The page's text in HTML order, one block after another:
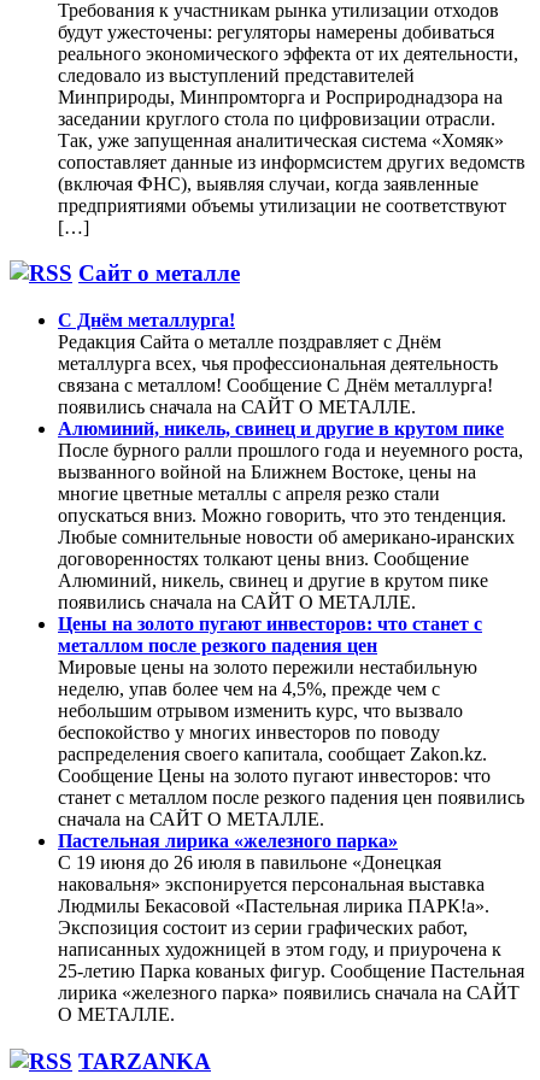
Требования к участникам рынка утилизации отходов
будут ужесточены: регуляторы намерены добиваться
реального экономического эффекта от их деятельности,
следовало из выступлений представителей
Минприроды, Минпромторга и Росприроднадзора на
заседании круглого стола по цифровизации отрасли.
Так, уже запущенная аналитическая система «Хомяк»
сопоставляет данные из информсистем других ведомств
(включая ФНС), выявляя случаи, когда заявленные
предприятиями объемы утилизации не соответствуют
[…]
Сайт о металле
С Днём металлурга!
Редакция Сайта о металле поздравляет с Днём
металлурга всех, чья профессиональная деятельность
связана с металлом! Сообщение С Днём металлурга!
появились сначала на САЙТ О МЕТАЛЛЕ.
Алюминий, никель, свинец и другие в крутом пике
После бурного ралли прошлого года и неуемного роста,
вызванного войной на Ближнем Востоке, цены на
многие цветные металлы с апреля резко стали
опускаться вниз. Можно говорить, что это тенденция.
Любые сомнительные новости об американо-иранских
договоренностях толкают цены вниз. Сообщение
Алюминий, никель, свинец и другие в крутом пике
появились сначала на САЙТ О МЕТАЛЛЕ.
Цены на золото пугают инвесторов: что станет с
металлом после резкого падения цен
Мировые цены на золото пережили нестабильную
неделю, упав более чем на 4,5%, прежде чем с
небольшим отрывом изменить курс, что вызвало
беспокойство у многих инвесторов по поводу
распределения своего капитала, сообщает Zakon.kz.
Сообщение Цены на золото пугают инвесторов: что
станет с металлом после резкого падения цен появились
сначала на САЙТ О МЕТАЛЛЕ.
Пастельная лирика «железного парка»
С 19 июня до 26 июля в павильоне «Донецкая
наковальня» экспонируется персональная выставка
Людмилы Бекасовой «Пастельная лирика ПАРК!а».
Экспозиция состоит из серии графических работ,
написанных художницей в этом году, и приурочена к
25-летию Парка кованых фигур. Сообщение Пастельная
лирика «железного парка» появились сначала на САЙТ
О МЕТАЛЛЕ.
TARZANKA